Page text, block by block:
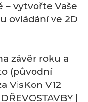
– vytvořte Vaše
ovládání ve 2D
závěr roku a
(původní
VisKon V12
|